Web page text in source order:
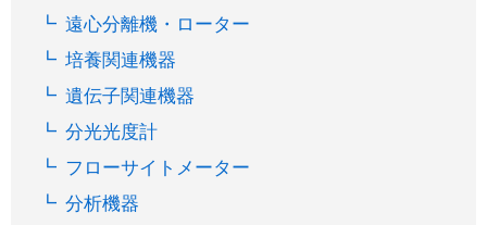
遠心分離機・ローター
培養関連機器
遺伝子関連機器
分光光度計
フローサイトメーター
分析機器